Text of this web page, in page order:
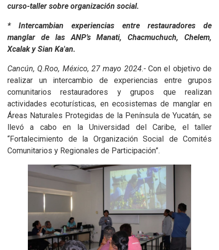
curso-taller sobre organización social.
* Intercambian experiencias entre restauradores de
manglar de las ANP’s Manati, Chacmuchuch, Chelem,
Xcalak y Sian Ka'an.
Cancún, Q.Roo, México, 27 mayo 2024.-Con el objetivo de
realizar un intercambio de experiencias entre grupos
comunitarios restauradores y grupos que realizan
actividades ecoturísticas, en ecosistemas de manglar en
Áreas Naturales Protegidas de la Península de Yucatán, se
llevó a cabo en la Universidad del Caribe, el taller
“Fortalecimiento de la Organización Social de Comités
Comunitarios y Regionales de Participación”.